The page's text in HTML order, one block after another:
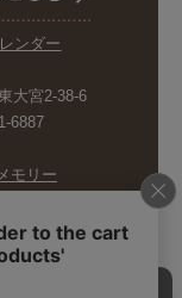
ンダー
大宮2-38-6
6887
モリー
6-4
剛巳